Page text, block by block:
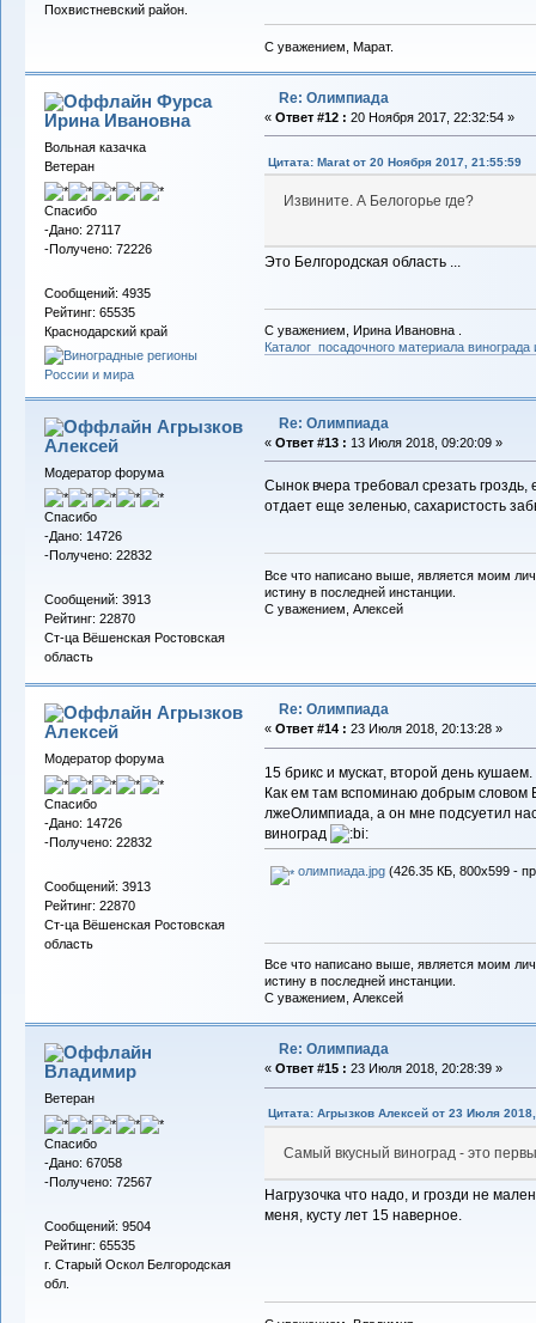
Похвистневский район.
С уважением, Марат.
Фурса
Ирина Ивановна
Вольная казачка
Ветеран
Спасибо
-Дано: 27117
-Получено: 72226
Сообщений: 4935
Рейтинг: 65535
Краснодарский край
Re: Олимпиада
« Ответ #12 : 20 Ноября 2017, 22:32:54 »
Цитата: Marat от 20 Ноября 2017, 21:55:59
Извините. А Белогорье где?
Это Белгородская область ...
С уважением, Ирина Ивановна .
Каталог посадочного материала
Агрызков
Алексей
Модератор форума
Спасибо
-Дано: 14726
-Получено: 22832
Сообщений: 3913
Рейтинг: 22870
Ст-ца Вёшенская Ростовская
область
Re: Олимпиада
« Ответ #13 : 13 Июля 2018, 09:20:09 »
Сынок вчера требовал срезать
отдает еще зеленью, сахаристость
Все что написано выше, является моим
истину в последней инстанции.
С уважением, Алексей
Агрызков
Алексей
Модератор форума
Спасибо
-Дано: 14726
-Получено: 22832
Сообщений: 3913
Рейтинг: 22870
Ст-ца Вёшенская Ростовская
область
Re: Олимпиада
« Ответ #14 : 23 Июля 2018, 20:13:28 »
15 брикс и мускат, второй день кушаем.
Как ем там вспоминаю добрым
лжеОлимпиада, а он мне подсуетил
виноград
олимпиада.jpg(426.35 КБ, 800x599 -
Все что написано выше, является моим
истину в последней инстанции.
С уважением, Алексей
Владимиp
Ветеран
Спасибо
-Дано: 67058
-Получено: 72567
Сообщений: 9504
Рейтинг: 65535
г. Старый Оскол Белгородская
обл.
Re: Олимпиада
« Ответ #15 : 23 Июля 2018, 20:28:39 »
Цитата: Агрызков Алексей от 23 Июля
Самый вкусный виноград - это
Нагрузочка что надо, и грозди не
меня, кусту лет 15 наверное.